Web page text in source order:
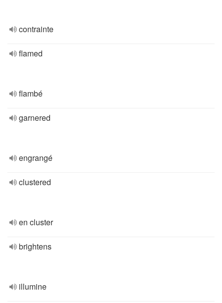
contrainte
flamed
flambé
garnered
engrangé
clustered
en cluster
brightens
illumine